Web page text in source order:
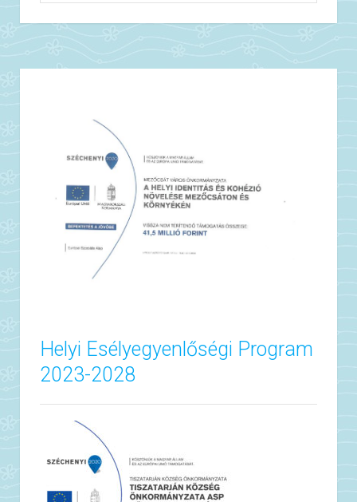
Helyi Esélyegyenlőségi Program
2023-2028